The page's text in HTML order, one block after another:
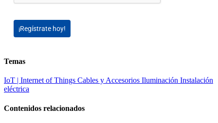
¡Regístrate hoy!
Temas
IoT | Internet of Things Cables y Accesorios Iluminación Instalación
eléctrica
Contenidos relacionados